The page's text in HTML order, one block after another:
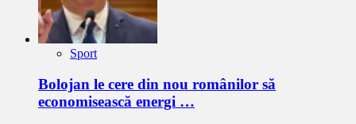
Sport
Bolojan le cere din nou românilor să
economisească energi …